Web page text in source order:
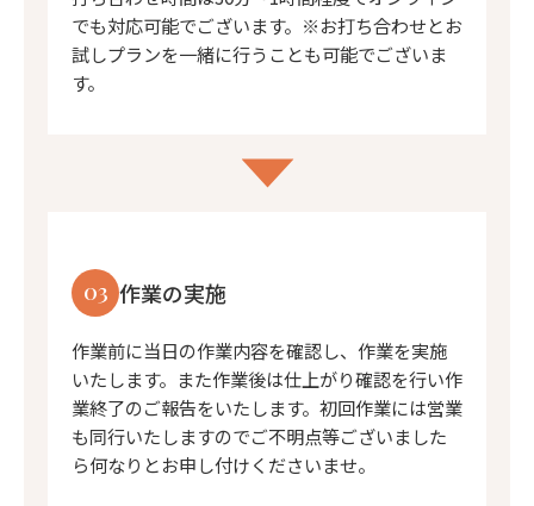
でも対応可能でございます。※お打ち合わせとお
試しプランを一緒に行うことも可能でございま
す。
03 作業の実施
作業前に当日の作業内容を確認し、作業を実施
いたします。また作業後は仕上がり確認を行い作
業終了のご報告をいたします。初回作業には営業
も同行いたしますのでご不明点等ございました
ら何なりとお申し付けくださいませ。